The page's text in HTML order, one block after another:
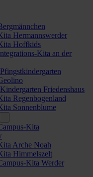
Hermannswerder
Hoffkids
Kita an der
Friedenshaus
Regenbogenland
Sonnenblume
Kita
Arche Noah
Himmelszelt
Kita Werder